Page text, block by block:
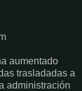
aumentado
trasladadas a
administración